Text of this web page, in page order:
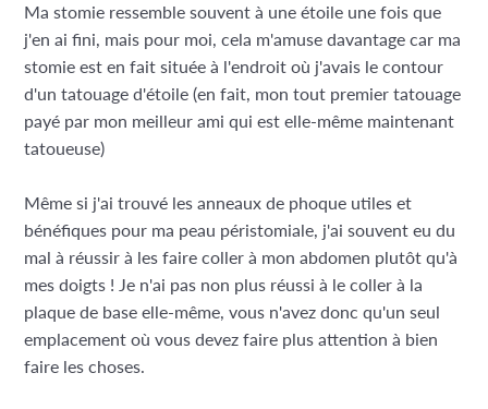
Ma stomie ressemble souvent à une étoile une fois que
j'en ai fini, mais pour moi, cela m'amuse davantage car ma
stomie est en fait située à l'endroit où j'avais le contour
d'un tatouage d'étoile (en fait, mon tout premier tatouage
payé par mon meilleur ami qui est elle-même maintenant
tatoueuse)
Même si j'ai trouvé les anneaux de phoque utiles et
bénéfiques pour ma peau péristomiale, j'ai souvent eu du
mal à réussir à les faire coller à mon abdomen plutôt qu'à
mes doigts ! Je n'ai pas non plus réussi à le coller à la
plaque de base elle-même, vous n'avez donc qu'un seul
emplacement où vous devez faire plus attention à bien
faire les choses.